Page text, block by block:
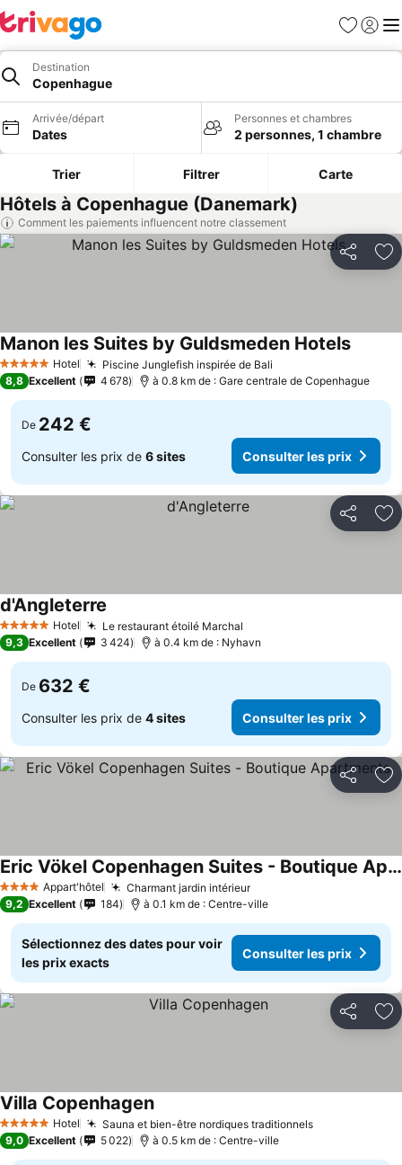
Favoris
Se
Destination
Copenhague
Arrivée/départ
Dates
Personnes et chambres
2 personnes, 1 chambre
Trier Filtrer Carte
Hôtels à Copenhague (Danemark)
Comment les paiements influencent notre classement
Partager
5 Étoiles Hotel Piscine Junglefish inspirée de Bali
Manon les Suites by Guldsmeden Hotels
8,8 Excellent 4 678 à 0.8 km de : Gare centrale de Copenhague
De 242 €
Consulter les prix de 6 sites Consulter les prix
Partager
5 Étoiles Hotel Le restaurant étoilé Marchal
d'Angleterre
9,3 Excellent 3 424 à 0.4 km de : Nyhavn
De 632 €
Consulter les prix de 4 sites Consulter les prix
Partager
4 Étoiles Appart'hôtel Charmant jardin intérieur
Eric Vökel Copenhagen Suites - Boutique Apartments
9,2 Excellent 184 à 0.1 km de : Centre-ville
Sélectionnez des dates pour voir
les prix exacts
Consulter les prix
Partager
5 Étoiles Hotel Sauna et bien-être nordiques traditionnels
Villa Copenhagen
9,0 Excellent 5 022 à 0.5 km de : Centre-ville